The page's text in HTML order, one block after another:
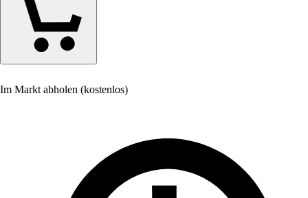
Im Markt abholen (kostenlos)